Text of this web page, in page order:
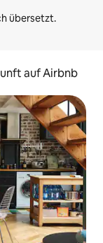
auf Airbnb